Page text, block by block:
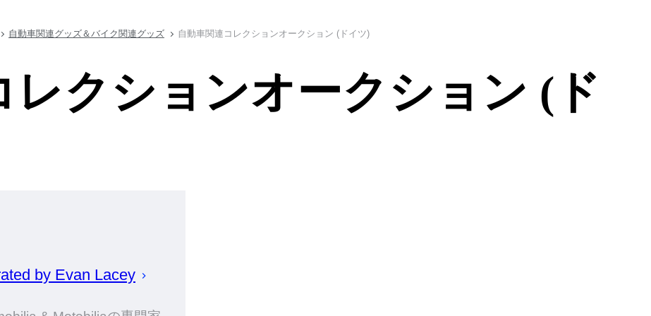
自動車関連グッズ＆バイク関連グッズ 自動車関連コレクションオークション (ドイツ)
レクションオークション (ド
by Evan Lacey